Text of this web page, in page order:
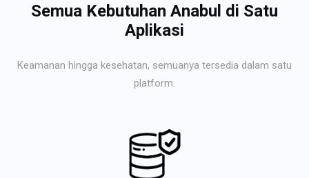
Semua Kebutuhan Anabul di Satu
Aplikasi
Keamanan hingga kesehatan, semuanya tersedia dalam satu
platform.